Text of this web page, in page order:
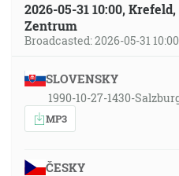
2026-05-31 10:00,
Zentrum
Broadcasted: 2026-05-31 10:00
SLOVENSKY
1990-10-27-1430-
MP3
ČESKY